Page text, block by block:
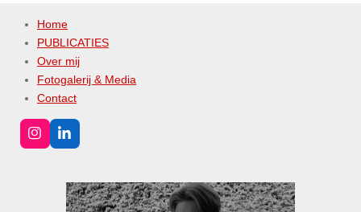
Home
PUBLICATIES
Over mij
Fotogalerij & Media
Contact
I
n
L
i
e
d